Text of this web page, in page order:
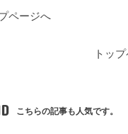
ページへ
トッ
こちらの記事も人気です。